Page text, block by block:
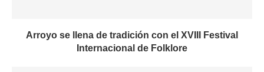
Arroyo se llena de tradición con el XVIII Festival
Internacional de Folklore